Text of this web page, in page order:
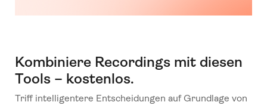
Kombiniere Recordings mit diesen
Tools – kostenlos.
Triff intelligentere Entscheidungen auf Grundlage von